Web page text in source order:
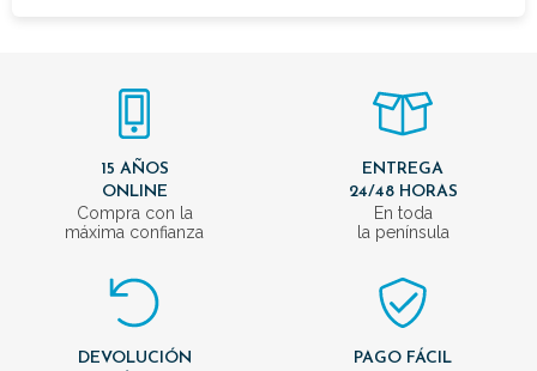
15 AÑOS
ONLINE
Compra con la
máxima confianza
ENTREGA
24/48 HORAS
En toda
la península
DEVOLUCIÓN
PAGO FÁCIL